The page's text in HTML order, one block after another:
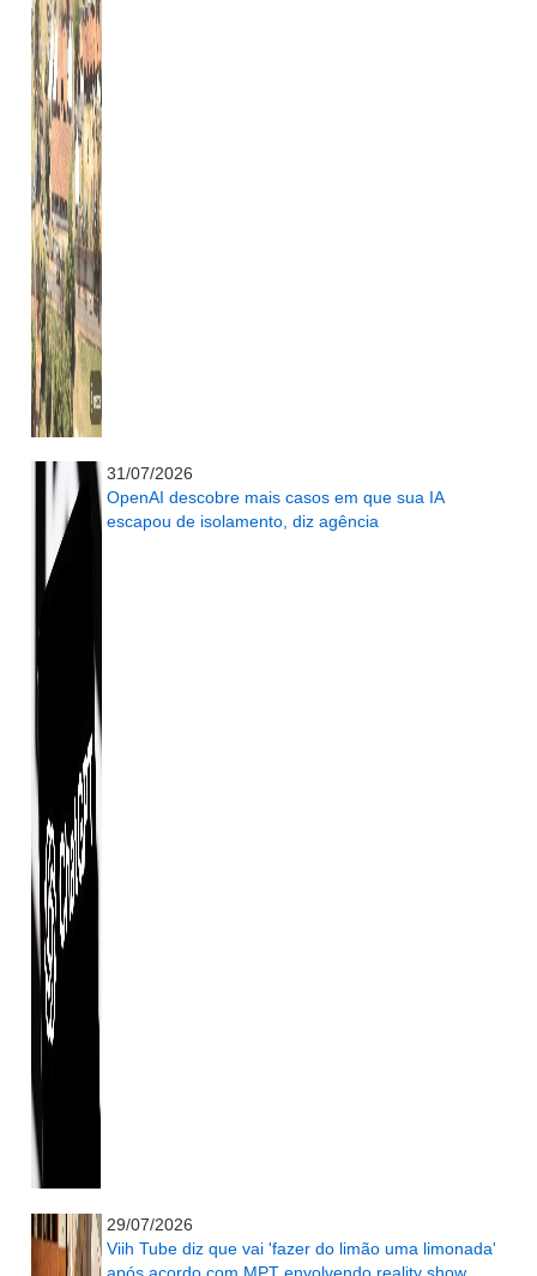
31/07/2026
OpenAI descobre mais casos em que sua IA
escapou de isolamento, diz agência
29/07/2026
Viih Tube diz que vai 'fazer do limão uma limonada'